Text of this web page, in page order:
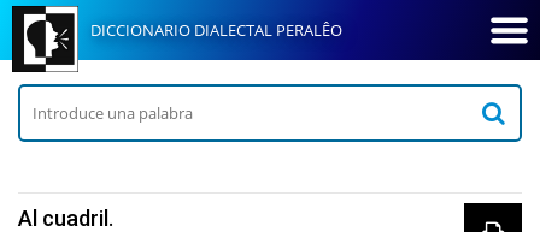
DICCIONARIO DIALECTAL PERALÊO
Al cuadril.